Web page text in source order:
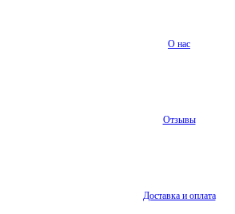
О нас
Отзывы
Доставка и оплата